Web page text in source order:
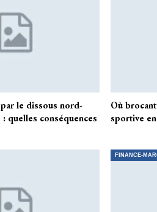
par le dissous nord-
quelles conséquences
Où
sportive en
FINANCE-